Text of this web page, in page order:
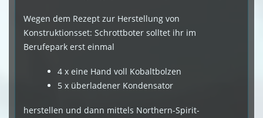
Wegen dem Rezept zur Herstellung von
Konstruktionsset: Schrottboter solltet ihr im
Berufepark erst einmal
4 x eine Hand voll Kobaltbolzen
5 x überladener Kondensator
herstellen und dann mittels Northern-Spirit-